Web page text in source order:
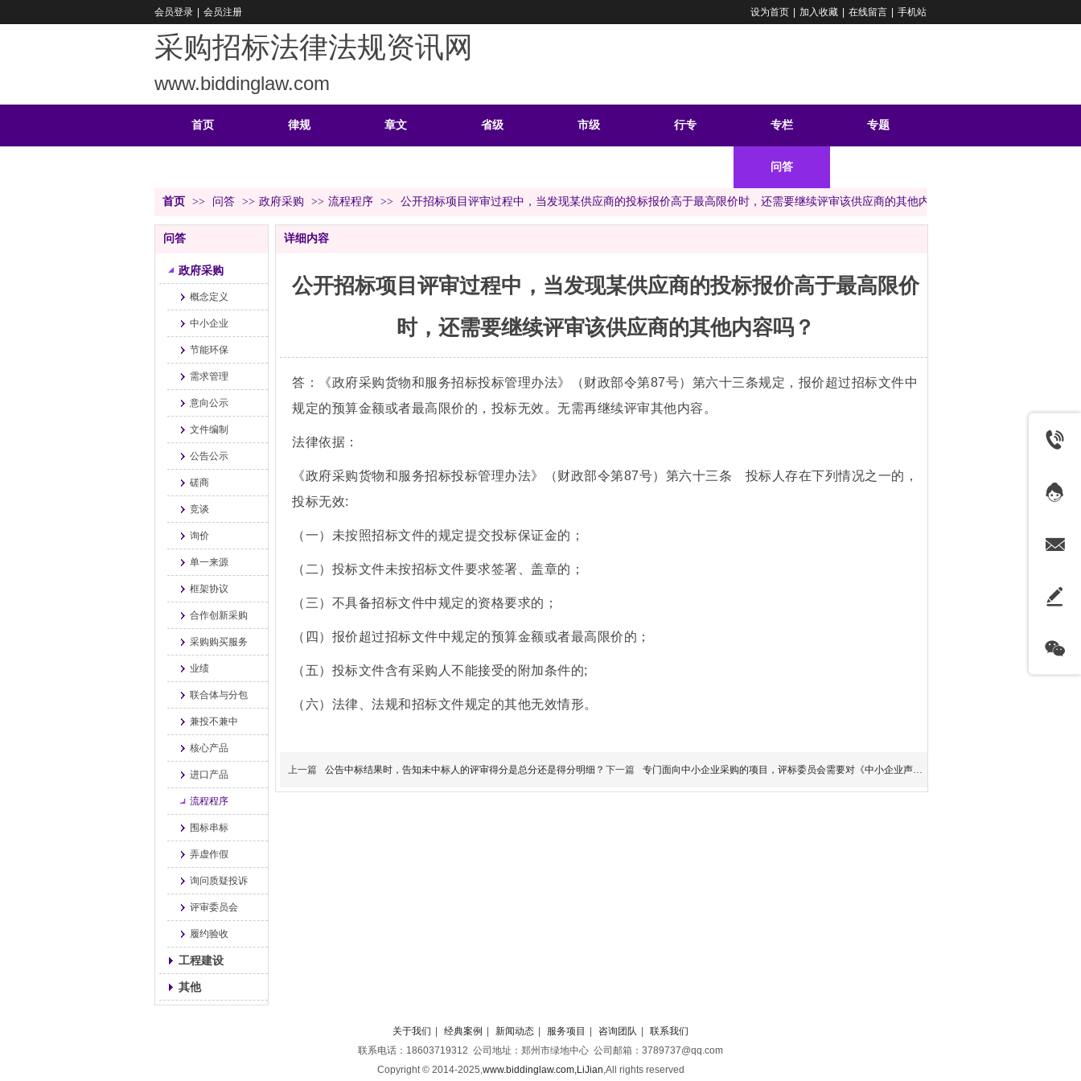
采购招标法律法规资讯网
www.biddinglaw.com
会员登录 会员注册 设为首页 加入收藏 在线留言 手机站
首页 律规 章文 省级 市级 行专 专栏 专题
问答
首页 >> 问答 >> 政府采购 >> 流程程序 >> 公开招标项目评审过程中，当发现某供应商的投标报价高于最高限价时，还需要继续评审该供应商的其他内容吗？
问答
政府采购
概念定义
中小企业
节能环保
需求管理
意向公示
文件编制
公告公示
磋商
竞谈
询价
单一来源
框架协议
合作创新采购
采购购买服务
业绩
联合体与分包
兼投不兼中
核心产品
进口产品
流程程序
围标串标
弄虚作假
询问质疑投诉
评审委员会
履约验收
工程建设
其他
详细内容
公开招标项目评审过程中，当发现某供应商的投标报价高于最高限价
时，还需要继续评审该供应商的其他内容吗？
答：《政府采购货物和服务招标投标管理办法》（财政部令第87号）第六十三条规定，报价超过招标文件中
规定的预算金额或者最高限价的，投标无效。无需再继续评审其他内容。
法律依据：
《政府采购货物和服务招标投标管理办法》（财政部令第87号）第六十三条 投标人存在下列情况之一的，
投标无效:
（一）未按照招标文件的规定提交投标保证金的；
（二）投标文件未按招标文件要求签署、盖章的；
（三）不具备招标文件中规定的资格要求的；
（四）报价超过招标文件中规定的预算金额或者最高限价的；
（五）投标文件含有采购人不能接受的附加条件的;
（六）法律、法规和招标文件规定的其他无效情形。
上一篇 公告中标结果时，告知未中标人的评审得分是总分还是得分明细？ 下一篇 专门面向中小企业采购的项目，评标委员会需要对《中小企业声明函
关于我们 经典案例 新闻动态 服务项目 咨询团队
联系我们
联系电话：18603719312 公司地址：郑州市绿地中心 公司邮箱：3789737@qq.com
Copyright © 2014-2025,www.biddinglaw.com,LiJian,All rights reserved